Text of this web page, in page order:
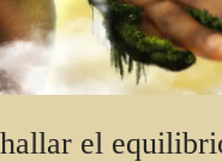
el